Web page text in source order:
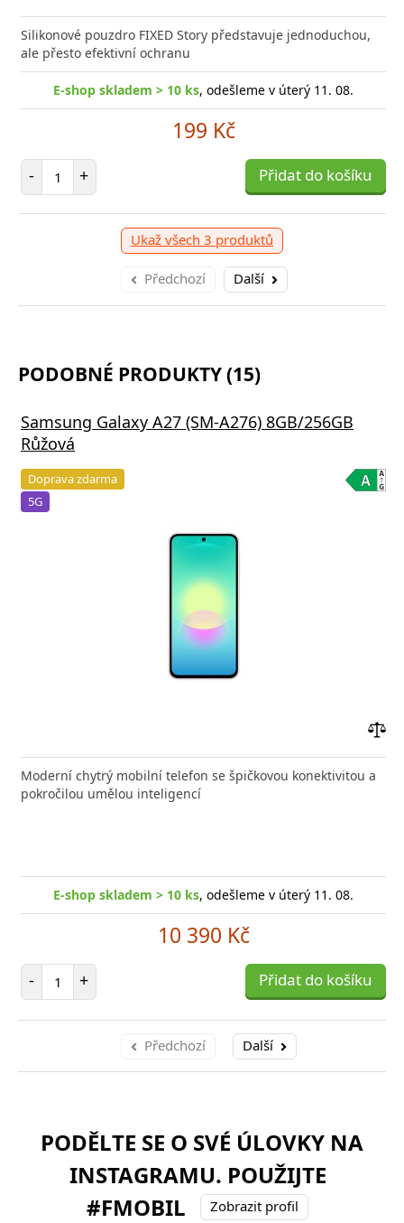
Silikonové pouzdro FIXED Story představuje jednoduchou,
ale přesto efektivní ochranu
E-shop skladem > 10 ks, odešleme v úterý 11. 08.
199 Kč
- Počet položek
+ Přidat do košíku
Ukaž všech 3 produktů
Předchozí Další
efektivní nabíjení kdykoliv potřebujete Baseus
Nabíječka pro všechna
skladem > 10 ks, odešleme v úterý 11. 08.
položek
+ Přidat do košíku
Rychlá
-
PODOBNÉ PRODUKTY (15)
Samsung Galaxy A27 (SM-A276) 8GB/256GB
Růžová
Doprava zdarma
5G
Moderní chytrý mobilní telefon se špičkovou konektivitou a
pokročilou umělou inteligencí
E-shop skladem > 10 ks, odešleme v úterý 11. 08.
10 390 Kč
- Počet položek
+ Přidat do košíku
Předchozí Další
PODĚLTE SE O SVÉ ÚLOVKY NA
INSTAGRAMU. POUŽIJTE
#FMOBIL
Zobrazit profil